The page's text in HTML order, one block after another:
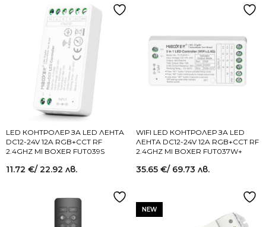
LED КОНТРОЛЕР ЗА LED ЛЕНТА
DC12-24V 12A RGB+CCT RF
2.4GHZ MI BOXER FUT039S
11.72 €/ 22.92 лв.
WIFI LED КОНТРОЛЕР ЗА LED
ЛЕНТА DC12-24V 12A RGB+CCT RF
2.4GHZ MI BOXER FUT037W+
35.65 €/ 69.73 лв.
NEW